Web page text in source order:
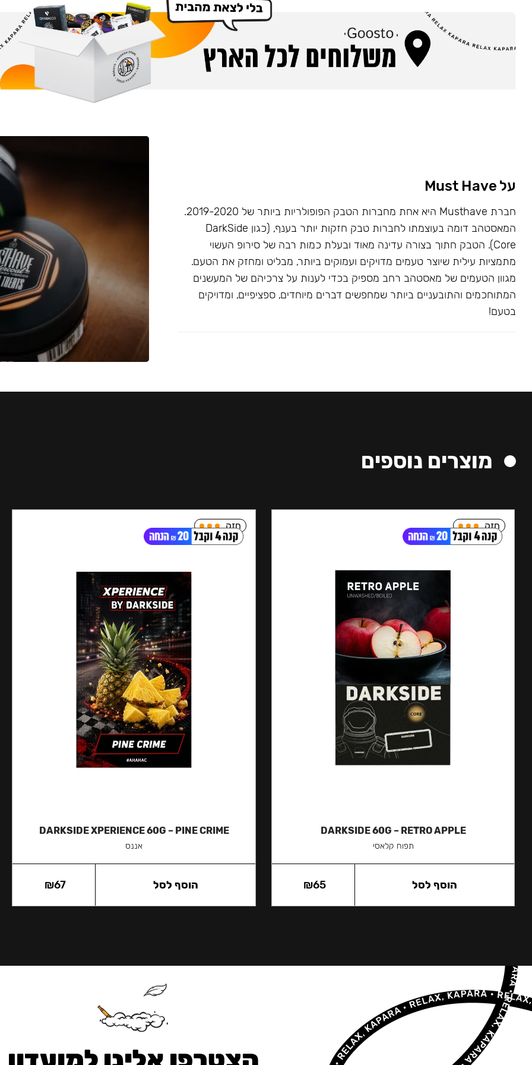
על Must Have
חברת Musthave היא אחת מחברות הטבק הפופולריות ביותר של 2019-2020.
המאסטהב דומה בעוצמתו לחברות טבק חזקות יותר בענף, (כגון DarkSide
Core). הטבק חתוך בצורה עדינה מאוד ובעלת כמות רבה של סירופ העשוי
מתמציות עילית שיוצר טעמים מדויקים ועמוקים ביותר, מבליט ומחזק את הטעם.
מגוון הטעמים של מאסטהב רחב מספיק בכדי לענות על צרכיהם של המעשנים
המתוחכמים והתובעניים ביותר שמחפשים דברים מיוחדים, ספציפיים, ומדויקים
בטעם!
מוצרים נוספים
חזק
DARKSIDE 60G – RETRO APPLE
תפוח קלאסי
₪65 הוסף לסל
חזק
DARKSIDE XPERIENCE 60G – PINE CRIME
אננס
₪67 הוסף לסל